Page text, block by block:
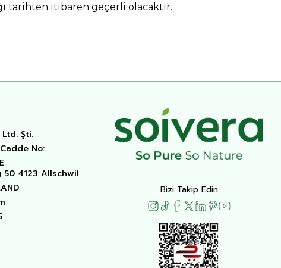
tarihten itibaren geçerli olacaktır.
Ltd. Şti.
Cadde No:
4123 Allschwil
Bizi Takip Edin